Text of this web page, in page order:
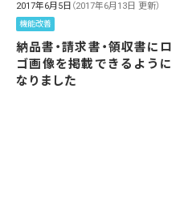
2017年6月5日 （2017年6月13日 更新）
機能改善
納品書・請求書・領収書にロ
ゴ画像を掲載できるように
なりました